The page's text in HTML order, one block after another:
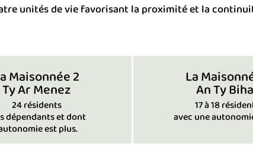
unités de vie favorisant la proximité et la
Maisonnée 2
Ty Ar Menez
24 résidents
dépendants et dont
est plus.
La
An Ty
17 à 18
avec une